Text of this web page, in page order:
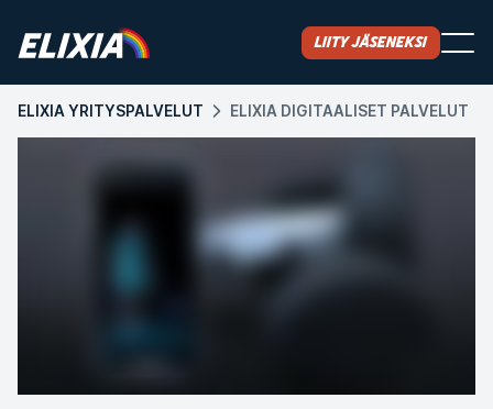
Liity jäseneksi
ELIXIA YRITYSPALVELUT ELIXIA DIGITAALISET PALVELUT